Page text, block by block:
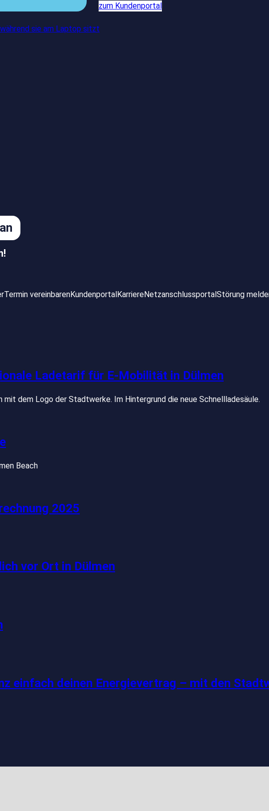
zum Kundenportal
Termin vereinbarenKundenportal KarriereNetzanschlussportal Störung
Ladetarif für E-Mobilität in Dülmen
2025
vor Ort in Dülmen
einfach deinen Energievertrag – mit den